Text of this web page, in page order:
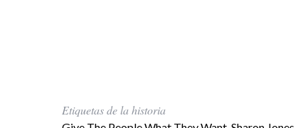
Etiquetas de la historia